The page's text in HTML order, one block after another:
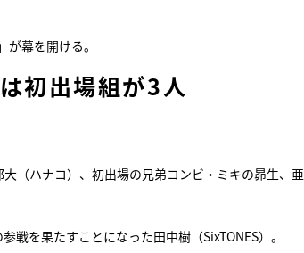
幕を開ける。
初出場組が3人
（ハナコ）、初出場の兄弟コンビ・ミキの昴生、亜
を果たすことになった田中樹（SixTONES）。